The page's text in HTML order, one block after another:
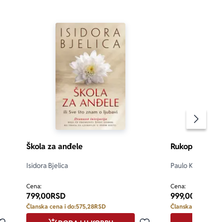
Škola za anđele
Isidora Bjelica
Cena:
799,00RSD
Članska cena i do:575,28RSD
Rukopis
Paulo Koeljo
Cena:
999,00
Članska cena i do: